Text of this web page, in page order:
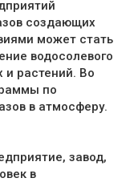
создающих
может стать
водосолевого
и растений. Во
по
в атмосферу.
завод,
в